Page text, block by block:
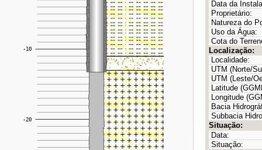
Data da
Proprietário:
Natureza do
Uso da Água:
Cota do
Localização:
Localidade:
UTM (Norte/
UTM (Leste/
Latitude
Longitude
Bacia
Subbacia
Situação:
Data:
Situação: